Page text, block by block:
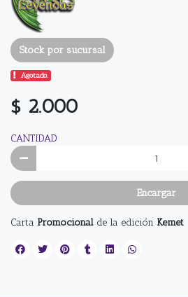
Stock por sucursal
Agotado.
$ 2.000
CANTIDAD
Encargar
Carta Promocional de la edición Kemet